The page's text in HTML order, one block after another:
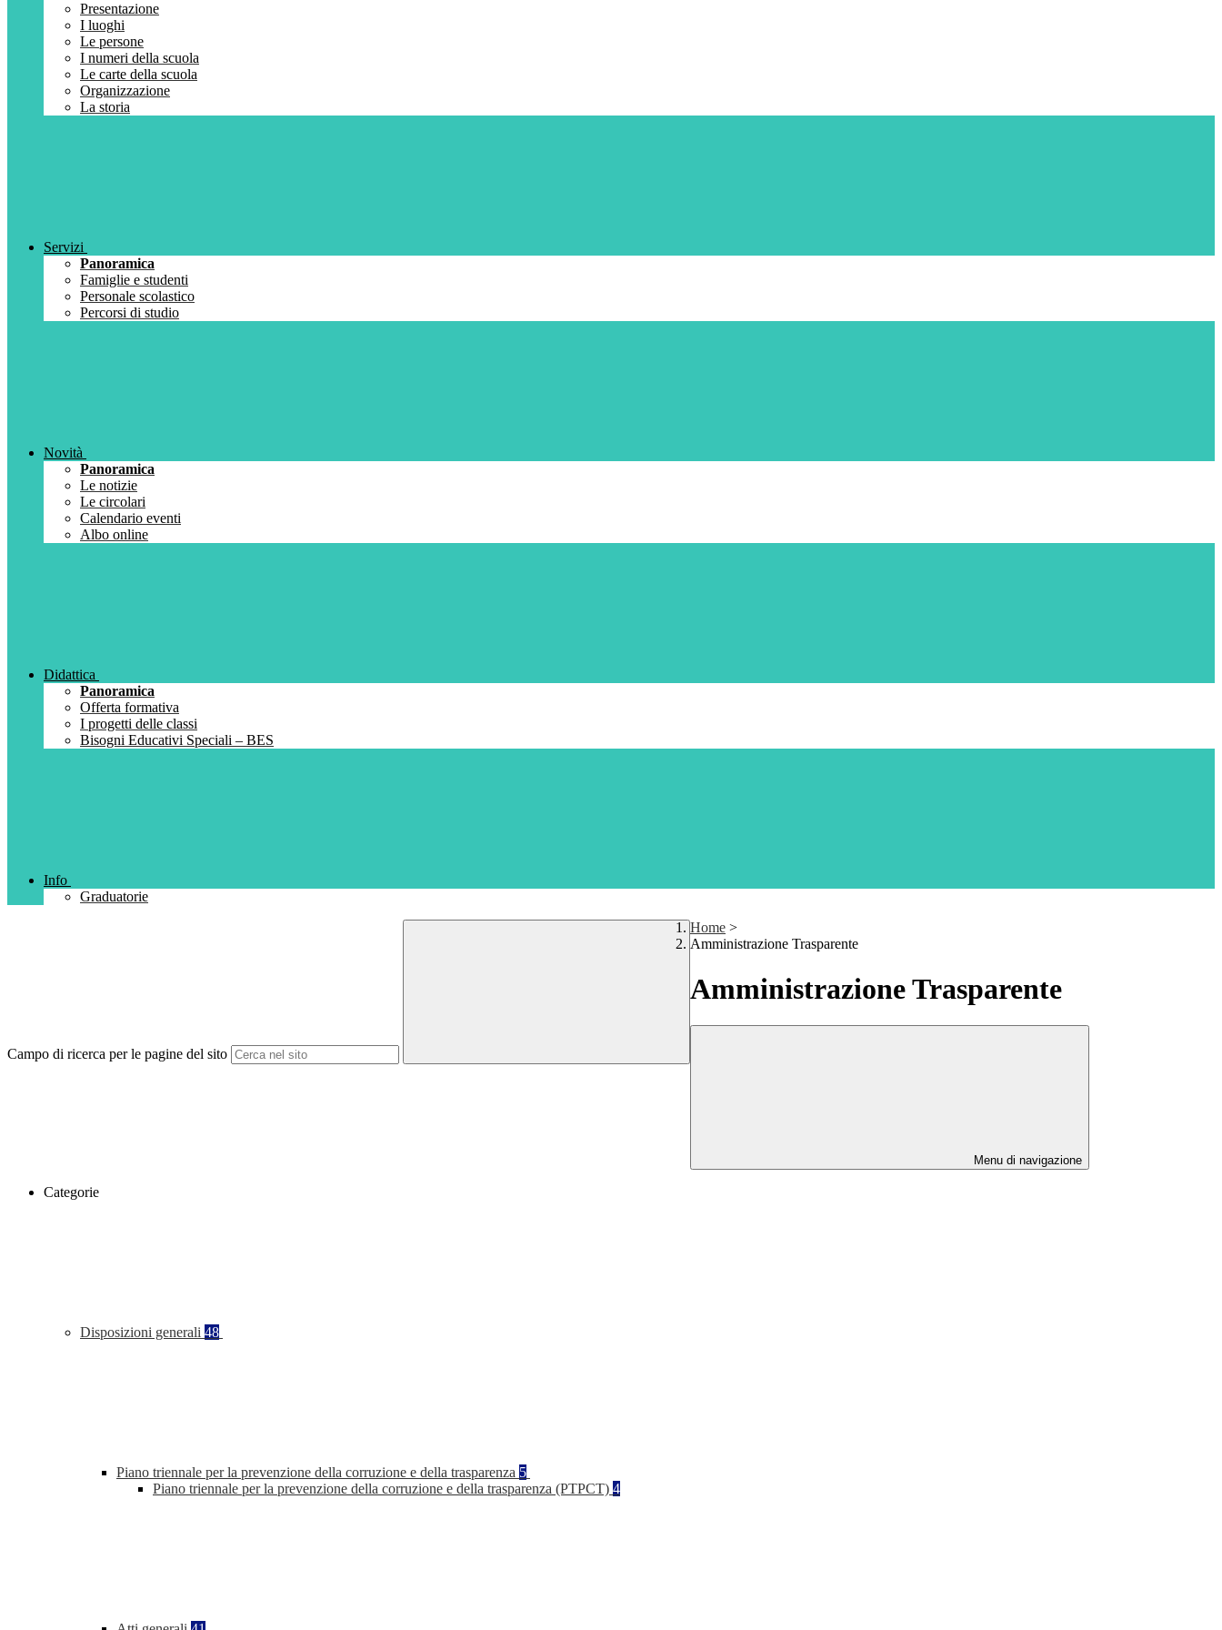
Presentazione
I luoghi
Le persone
I numeri della scuola
Le carte della scuola
Organizzazione
La storia
Servizi
Panoramica
Famiglie e studenti
Personale scolastico
Percorsi di studio
Novità
Panoramica
Le notizie
Le circolari
Calendario eventi
Albo online
Didattica
Panoramica
Offerta formativa
I progetti delle classi
Bisogni Educativi Speciali – BES
Info
Graduatorie
Campo di ricerca per le pagine del sito
Home >
Amministrazione Trasparente
Amministrazione Trasparente
Menu di navigazione
Categorie
Disposizioni generali 48
Piano triennale per la prevenzione della corruzione e della trasparenza 5
Piano triennale per la prevenzione della corruzione e della trasparenza (PTPCT) 4